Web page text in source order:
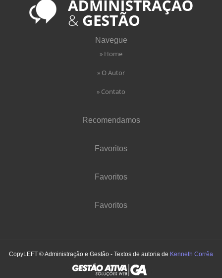
Navegue
» Home
» O Autor
» Contato
Recomendamos
Favoritos
Favoritos
Favoritos
CopyLEFT © Administração e Gestão - Textos de autoria de Kenneth Corrêa